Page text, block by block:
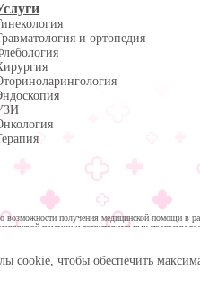
cookie, чтобы обеспечить
и ортопедия
возможности получения медицинской помощи в
помощи и территориальных программ
Медика Плюс
|